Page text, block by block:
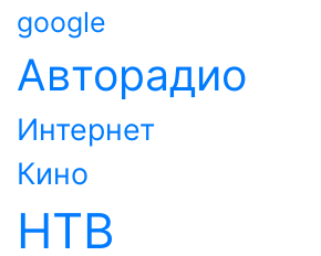
google
Авторадио
Интернет
Кино
НТВ